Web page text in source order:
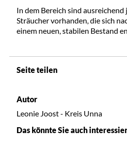
In dem Bereich sind ausreichend
Sträucher vorhanden, die sich
einem neuen, stabilen Bestand
Seite teilen
Autor
Leonie Joost - Kreis Unna
Das könnte Sie auch